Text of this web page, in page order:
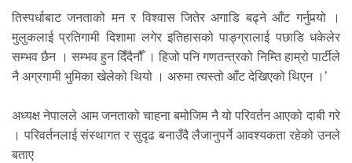
तिस्पर्धाबाट जनताको मन र विश्वास जितेर अगाडि बढ्ने आँट गर्नुपर्‍यो ।
मुलुकलाई प्रतिगामी दिशामा लगेर इतिहासको पाङ्ग्रालाई पछाडि धकेलेर
सम्भव छैन । सम्भव हुन दिँदैनौँ । हिजो पनि गणतन्त्रको निम्ति हाम्रो पार्टीले
नै अग्रगामी भुमिका खेलेको थियो । अरुमा त्यस्तो आँट देखिएको थिएन ।’
अध्यक्ष नेपालले आम जनताको चाहना बमोजिम नै यो परिवर्तन आएको दाबी गरे
। परिवर्तनलाई संस्थागत र सुदृढ बनाउँदै लैजानुपर्ने आवश्यकता रहेको उनले
बताए